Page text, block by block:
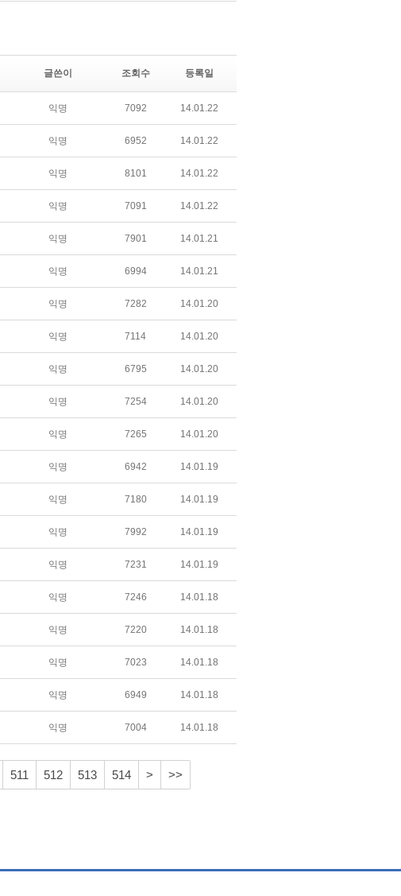
글쓴이 조회수 등록일
익명 7092 14.01.22
익명 6952 14.01.22
익명 8101 14.01.22
익명 7091 14.01.22
익명 7901 14.01.21
익명 6994 14.01.21
익명 7282 14.01.20
익명 7114 14.01.20
익명 6795 14.01.20
익명 7254 14.01.20
익명 7265 14.01.20
익명 6942 14.01.19
익명 7180 14.01.19
익명 7992 14.01.19
익명 7231 14.01.19
익명 7246 14.01.18
익명 7220 14.01.18
익명 7023 14.01.18
익명 6949 14.01.18
익명 7004 14.01.18
511 512 513 514 > >>